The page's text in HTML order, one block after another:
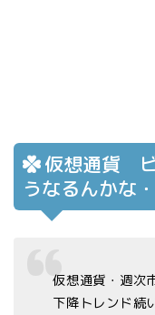
仮想通貨
うなるんかな
仮想通貨・週次
下降トレンド続